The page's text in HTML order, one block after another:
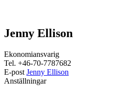
Jenny Ellison
Ekonomiansvarig
Tel. +46-70-7787682
E-post Jenny Ellison
Anställningar